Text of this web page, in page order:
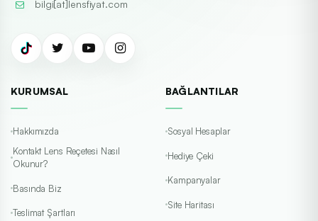
bilgi[at]lensfiyat.com
KURUMSAL
Hakkımızda
Kontakt Lens Reçetesi Nasıl
Okunur?
Basında Biz
Teslimat Şartları
BAĞLANTILAR
Sosyal Hesaplar
Hediye Çeki
Kampanyalar
Site Haritası